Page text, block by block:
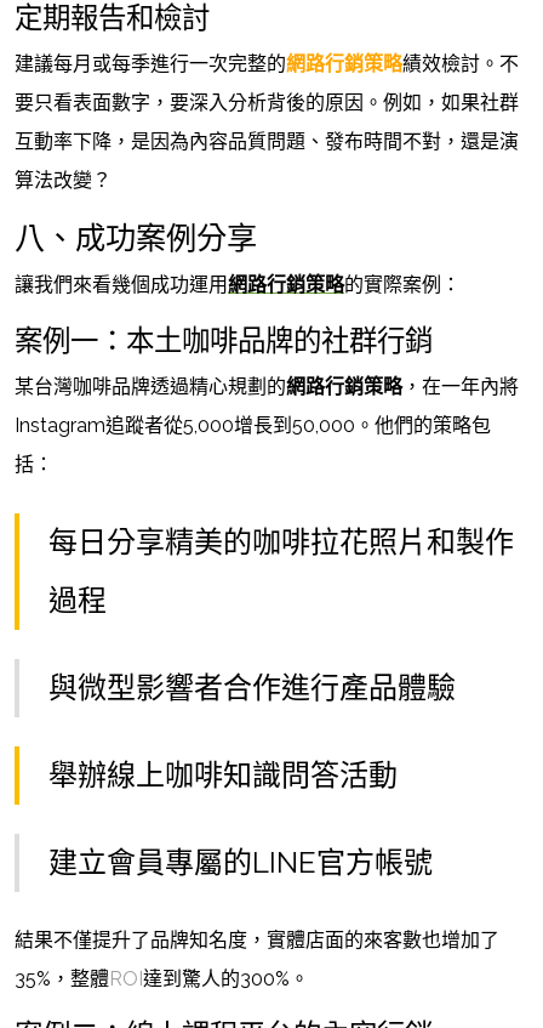
定期報告和檢討
建議每月或每季進行一次完整的網路行銷策略績效檢討。不
要只看表面數字，要深入分析背後的原因。例如，如果社群
互動率下降，是因為內容品質問題、發布時間不對，還是演
算法改變？
八、成功案例分享
讓我們來看幾個成功運用網路行銷策略的實際案例：
案例一：本土咖啡品牌的社群行銷
某台灣咖啡品牌透過精心規劃的網路行銷策略，在一年內將
Instagram追蹤者從5,000增長到50,000。他們的策略包
括：
每日分享精美的咖啡拉花照片和製作
過程
與微型影響者合作進行產品體驗
舉辦線上咖啡知識問答活動
建立會員專屬的LINE官方帳號
結果不僅提升了品牌知名度，實體店面的來客數也增加了
35%，整體ROI達到驚人的300%。